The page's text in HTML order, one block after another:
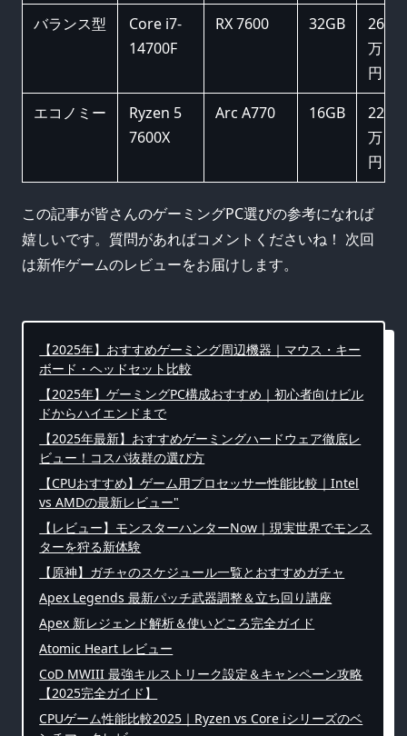
バランス型
Core i7-
14700F
RX 7600 32GB
26
万
円
エコノミー
Ryzen 5
7600X
Arc A770 16GB
22
万
円
この記事が皆さんのゲーミングPC選びの参考になれば
嬉しいです。質問があればコメントくださいね！ 次回
は新作ゲームのレビューをお届けします。
【2025年】おすすめゲーミング周辺機器｜マウス・キー
ボード・ヘッドセット比較
【2025年】ゲーミングPC構成おすすめ｜初心者向けビル
ドからハイエンドまで
【2025年最新】おすすめゲーミングハードウェア徹底レ
ビュー！コスパ抜群の選び方
【CPUおすすめ】ゲーム用プロセッサー性能比較｜Intel
vs AMDの最新レビュー"
【レビュー】モンスターハンターNow｜現実世界でモンス
ターを狩る新体験
【原神】ガチャのスケジュール一覧とおすすめガチャ
Apex Legends 最新パッチ武器調整＆立ち回り講座
Apex 新レジェンド解析＆使いどころ完全ガイド
Atomic Heart レビュー
CoD MWIII 最強キルストリーク設定＆キャンペーン攻略
【2025完全ガイド】
CPUゲーム性能比較2025｜Ryzen vs Core iシリーズのベ